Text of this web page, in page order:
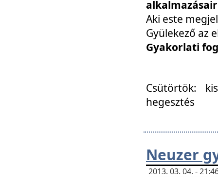
Aki este
Gyülekező az
Gyakorlati
Csütörtök:
hegesztés
Neuzer
2013. 03. 04. -